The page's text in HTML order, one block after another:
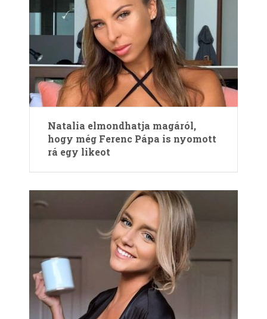
Natalia elmondhatja magáról,
hogy még Ferenc Pápa is nyomott
rá egy likeot